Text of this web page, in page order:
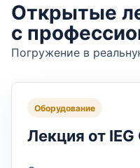
Открытые
с
Погружение в
Оборудование
Лекция от IEG